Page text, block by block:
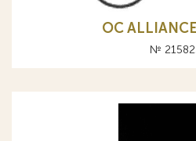
OC
№